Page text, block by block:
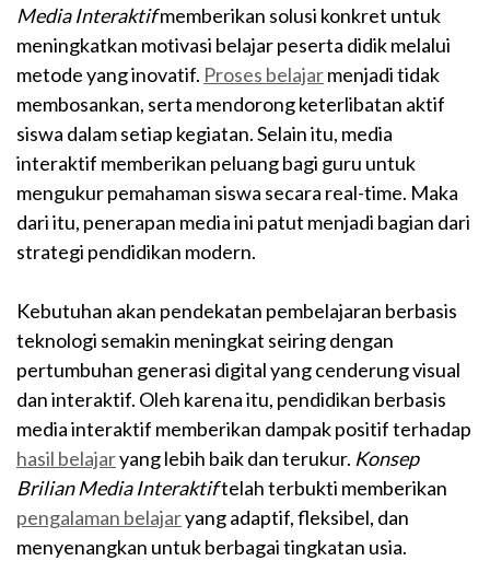
Media Interaktifmemberikan solusi konkret untuk
meningkatkan motivasi belajar peserta didik melalui
metode yang inovatif. Proses belajarmenjadi tidak
membosankan, serta mendorong keterlibatan aktif
siswa dalam setiap kegiatan. Selain itu, media
interaktif memberikan peluang bagi guru untuk
mengukur pemahaman siswa secara real-time. Maka
dari itu, penerapan media ini patut menjadi bagian dari
strategi pendidikan modern.
Kebutuhan akan pendekatan pembelajaran berbasis
teknologi semakin meningkat seiring dengan
pertumbuhan generasi digital yang cenderung visual
dan interaktif. Oleh karena itu, pendidikan berbasis
media interaktif memberikan dampak positif terhadap
hasil belajaryang lebih baik dan terukur. Konsep
Brilian Media Interaktiftelah terbukti memberikan
pengalaman belajaryang adaptif, fleksibel, dan
menyenangkan untuk berbagai tingkatan usia.